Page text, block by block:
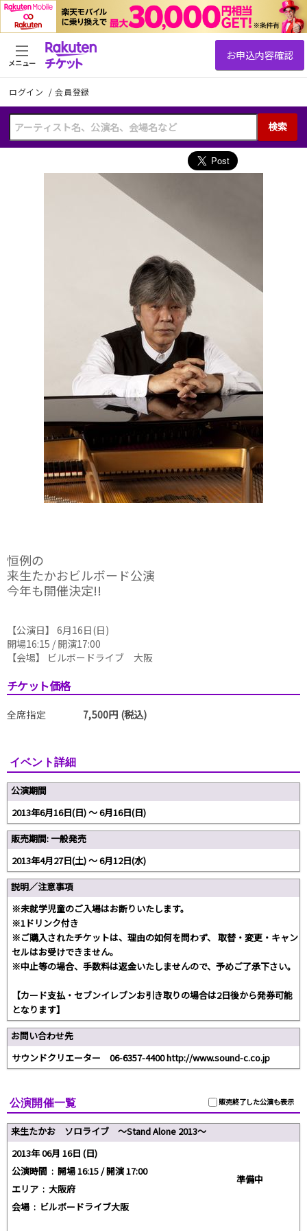
ログイン /会員登録
検索
メニュー
恒例の
来生たかおビルボード公演
今年も開催決定!!
【公演日】 6月16日(日)
開場16:15 / 開演17:00
【会場】 ビルボードライブ 大阪
チケット価格
全席指定 7,500円 (税込)
イベント詳細
公演期間
2013年6月16日(日) 〜 6月16日(日)
販売期間: 一般発売
2013年4月27日(土) 〜 6月12日(水)
説明／注意事項
※未就学児童のご入場はお断りいたします。
※1ドリンク付き
※ご購入されたチケットは、理由の如何を問わず、 取替・変更・キャン
セルはお受けできません。
※中止等の場合、手数料は返金いたしませんので、予めご了承下さい。
【カード支払・セブンイレブンお引き取りの場合は2日後から発券可能
となります】
お問い合わせ先
サウンドクリエーター 06-6357-4400 http://www.sound-c.co.jp
販売終了した公演も表示
公演開催一覧
来生たかお ソロライブ 〜Stand Alone 2013〜
2013年 06月 16日 (日)
公演時間 : 開場 16:15 / 開演 17:00
エリア : 大阪府
会場 : ビルボードライブ大阪
準備中